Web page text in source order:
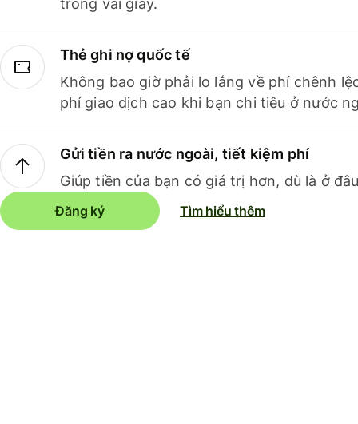
trong vài giây.
Thẻ ghi nợ quốc tế
Không bao giờ phải lo lắng về phí chênh
phí giao dịch cao khi bạn chi tiêu ở nước
Gửi tiền ra nước ngoài, tiết kiệm phí
Giúp tiền của bạn có giá trị hơn, dù là ở
Đăng ký Tìm hiểu thêm